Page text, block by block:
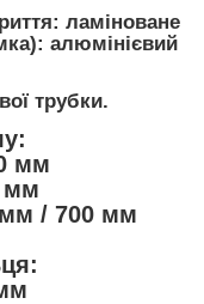
ламіноване
алюмінієвий
трубки.
мм
мм
/ 700 мм